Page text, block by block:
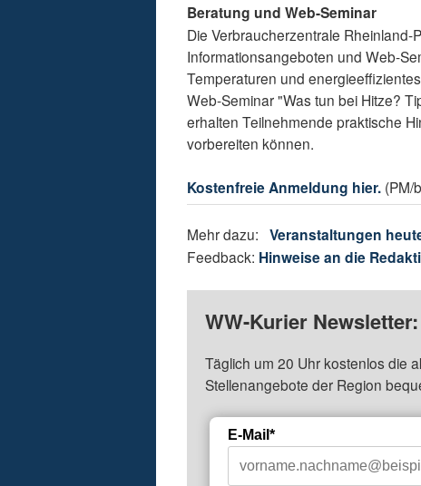
Beratung und Web-Seminar
Die Verbraucherzentrale
Informationsangeboten und Web-
Temperaturen und
Web-Seminar "Was tun bei Hitze?
erhalten Teilnehmende praktische
vorbereiten können.
Kostenfreie Anmeldung hier. (PM/
Mehr dazu:Veranstaltungen
Feedback: Hinweise an die
WW-Kurier
Täglich um 20 Uhr kostenlos die
Stellenangebote der Region
E-Mail*